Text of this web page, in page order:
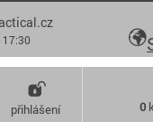
přihlášení 0